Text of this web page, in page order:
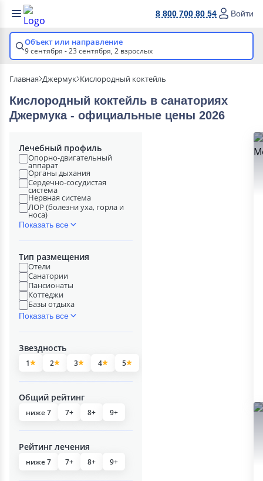
8 800 700 80 54 Войти
Объект или направление
9 сентября - 23 сентября, 2 взрослых
Главная Джермук Кислородный коктейль
Кислородный коктейль в cанаториях
Джермука - официальные цены 2026
Лечебный профиль
Опорно-двигательный
аппарат
Органы дыхания
Сердечно-сосудистая
система
Нервная система
ЛОР (болезни уха, горла и
носа)
Показать все
Тип размещения
Отели
Санатории
Пансионаты
Коттеджи
Базы отдыха
Показать все
Звездность
1 2 3 4 5
Общий рейтинг
ниже 7 7+ 8+ 9+
Рейтинг лечения
ниже 7 7+ 8+ 9+